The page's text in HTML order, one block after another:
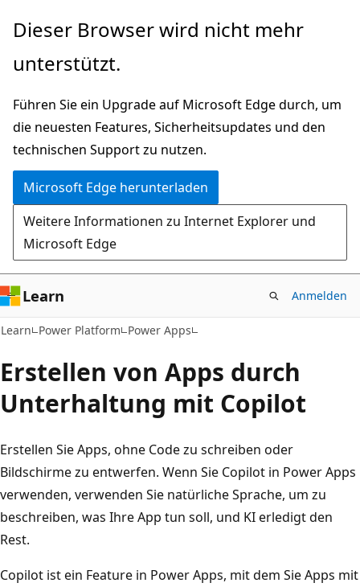
Zu
wechseln
Dieser Browser wird nicht mehr
unterstützt.
Führen Sie ein Upgrade auf Microsoft Edge durch, um
die neuesten Features, Sicherheitsupdates und den
technischen Support zu nutzen.
Microsoft Edge herunterladen
Weitere Informationen zu Internet Explorer und
Microsoft Edge
Learn Anmelden
Learn Power Platform Power Apps
Erstellen von Apps durch
Unterhaltung mit Copilot
Erstellen Sie Apps, ohne Code zu schreiben oder
Bildschirme zu entwerfen. Wenn Sie Copilot in Power Apps
verwenden, verwenden Sie natürliche Sprache, um zu
beschreiben, was Ihre App tun soll, und KI erledigt den
Rest.
Copilot ist ein Feature in Power Apps, mit dem Sie Apps mit